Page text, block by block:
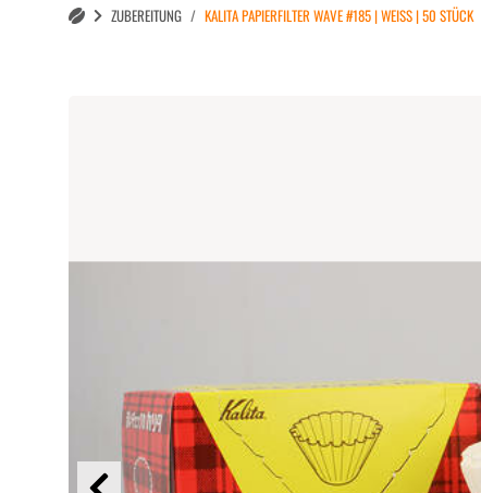
ZUBEREITUNG KALITA PAPIERFILTER WAVE #185 | WEISS | 50 STÜCK